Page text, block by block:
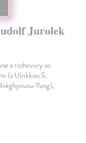
Jurolek
a rozhovory so
(s Ulrikkou S.
Yung),